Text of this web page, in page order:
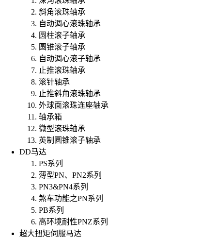
斜角滚珠轴承
自动调心滚珠轴承
圆柱滚子轴承
圆锥滚子轴承
自动调心滚子轴承
止推滚珠轴承
滚针轴承
止推斜角滚珠轴承
外球面滚珠连座轴承
轴承箱
微型滚珠轴承
英制圆锥滚子轴承
DD马达
PS系列
薄型PN、PN2系列
PN3&PN4系列
煞车功能之PN系列
PB系列
高环境耐性PNZ系列
超大扭矩伺服马达